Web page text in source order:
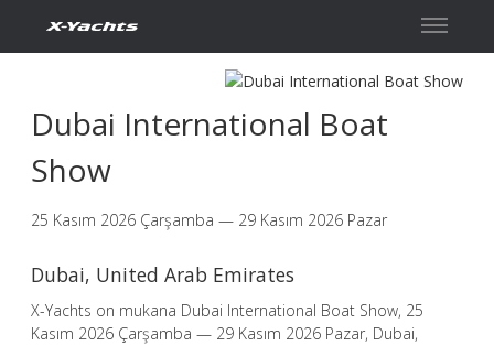
Dubai International Boat
Show
25 Kasım 2026 Çarşamba — 29 Kasım 2026 Pazar
Dubai, United Arab Emirates
X-Yachts on mukana Dubai International Boat Show, 25
Kasım 2026 Çarşamba — 29 Kasım 2026 Pazar, Dubai,